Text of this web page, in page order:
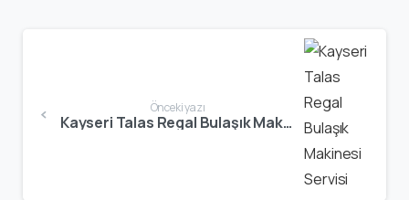
Önceki yazı
Kayseri Talas Regal Bulaşık Makinesi Servisi